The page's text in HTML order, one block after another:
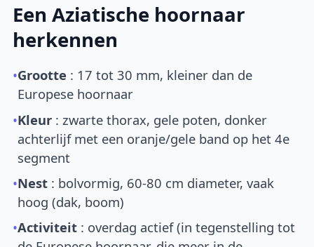
Een Aziatische hoornaar
herkennen
•Grootte : 17 tot 30 mm, kleiner dan de
Europese hoornaar
•Kleur : zwarte thorax, gele poten, donker
achterlijf met een oranje/gele band op het 4e
segment
•Nest : bolvormig, 60-80 cm diameter, vaak
hoog (dak, boom)
•Activiteit : overdag actief (in tegenstelling tot